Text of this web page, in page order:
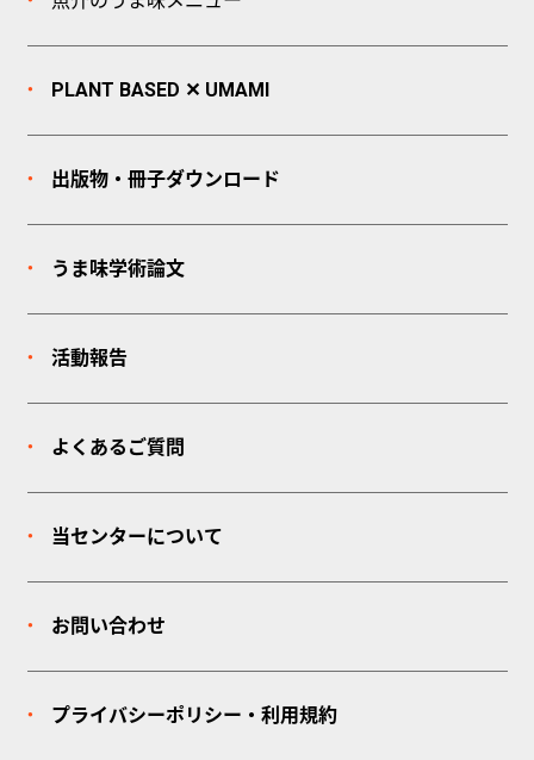
PLANT BASED ✕ UMAMI
出版物・冊子ダウンロード
うま味学術論文
活動報告
よくあるご質問
当センターについて
お問い合わせ
プライバシーポリシー・利用規約